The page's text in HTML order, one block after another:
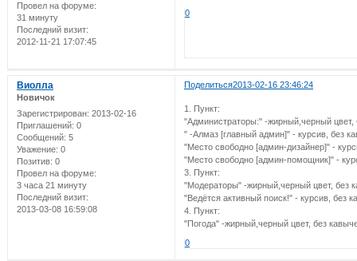
Провел на форуме:
31 минуту
Последний визит:
2012-11-21 17:07:45
0
Поделиться2013-02-16 23:46:24
Виолла
Новичок
Зарегистрирован: 2013-02-16
Приглашений: 0
Сообщений: 5
Уважение: 0
Позитив: 0
Провел на форуме:
3 часа 21 минуту
Последний визит:
2013-03-08 16:59:08
1. Пункт:
"Администраторы:" -жирный,черный
" -Алмаз [главный админ]" - курсив, без
"Место свободно [админ-дизайнер]" -
"Место свободно [админ-помощник]" -
3. Пункт:
"Модераторы" -жирный,черный цвет, без
"Ведётся активный поиск!" - курсив, без
4. Пункт:
"Погода" -жирный,черный цвет, без
0